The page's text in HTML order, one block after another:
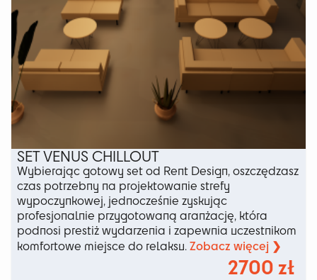
SET VENUS CHILLOUT
Wybierając gotowy set od Rent Design, oszczędzasz
czas potrzebny na projektowanie strefy
wypoczynkowej, jednocześnie zyskując
profesjonalnie przygotowaną aranżację, która
podnosi prestiż wydarzenia i zapewnia uczestnikom
komfortowe miejsce do relaksu. Zobacz więcej ❯
2700 zł